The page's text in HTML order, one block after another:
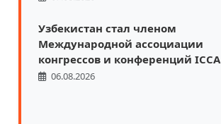
Узбекистан стал членом
Международной ассоциации
конгрессов и конференций ICCA
06.08.2026